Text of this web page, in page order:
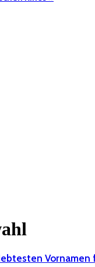
Vornamen